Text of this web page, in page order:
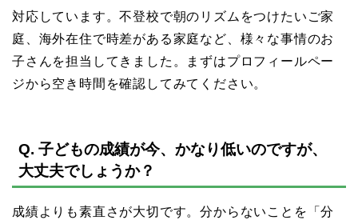
対応しています。不登校で朝のリズムをつけたいご家
庭、海外在住で時差がある家庭など、様々な事情のお
子さんを担当してきました。まずはプロフィールペー
ジから空き時間を確認してみてください。
Q. 子どもの成績が今、かなり低いのですが、
大丈夫でしょうか？
成績よりも素直さが大切です。分からないことを「分